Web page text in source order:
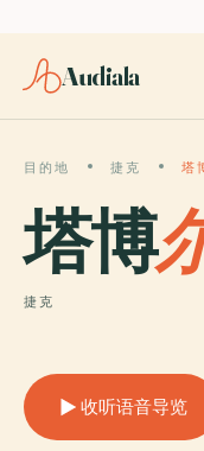
Audiala
目的地 捷克 塔
塔博
捷克
收听语音导览